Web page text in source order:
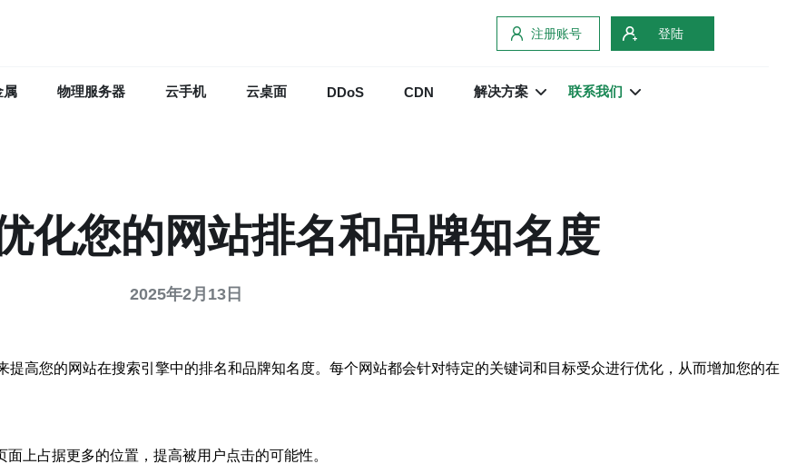
注册账号 登陆
属 物理服务器 云手机 云桌面 DDoS CDN 解决方案 联系我们
化您的网站排名和品牌知名度
2025年2月13日
高您的网站在搜索引擎中的排名和品牌知名度。每个网站都会针对特定的关键词和目标受众进行优化，从而增加您的在
上占据更多的位置，提高被用户点击的可能性。